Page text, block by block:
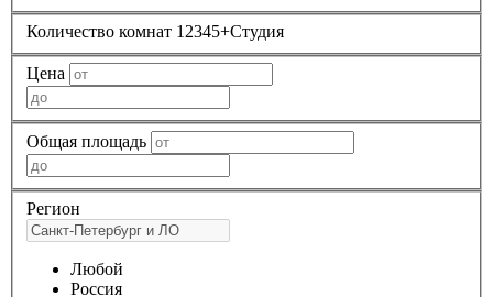
Количество комнат 1 2345+Студия
Цена
Общая площадь
Регион
Любой
Россия